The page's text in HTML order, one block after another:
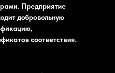
Предприятие
добровольную
соответствия.